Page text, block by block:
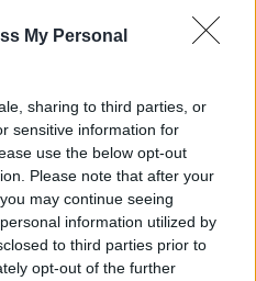
My Personal
sharing to third parties, or
sensitive information for
use the below opt-out
Please note that after your
may continue seeing
information utilized by
to third parties prior to
opt-out of the further
robbanás egy
amely egykor
Wagner-csoport